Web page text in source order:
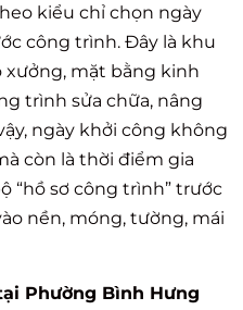
kiểu chỉ chọn ngày
công trình. Đây là khu
xưởng, mặt bằng kinh
trình sửa chữa, nâng
ngày khởi công không
còn là thời điểm gia
“hồ sơ công trình” trước
nền, móng, tường, mái
Phường Bình Hưng